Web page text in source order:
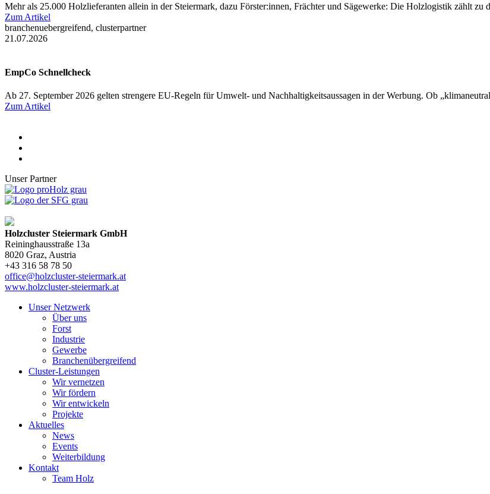
Mehr als 25.000 Holzlieferanten allein in der Steiermark, dazu Förster:innen, Frächter und Sägewerke: Die Holzlogistik zählt zu
Zum Artikel
branchenuebergreifend, clusterpartner
21.07.2026
EmpCo Schnellcheck
Ab 27. September 2026 gelten strengere EU-Regeln für Umwelt- und Nachhaltigkeitsaussagen in der Werbung. Ob
Zum Artikel
Unser Partner
Holzcluster Steiermark GmbH
Reininghausstraße 13a
8020 Graz, Austria
+43 316 58 78 50
office@holzcluster-steiermark.at
www.holzcluster-steiermark.at
Unser Netzwerk
Über uns
Forst
Industrie
Gewerbe
Branchenübergreifend
Cluster-Leistungen
Wir vernetzen
Wir fördern
Wir entwickeln
Projekte
Aktuelles
News
Events
Weiterbildung
Kontakt
Team Holz